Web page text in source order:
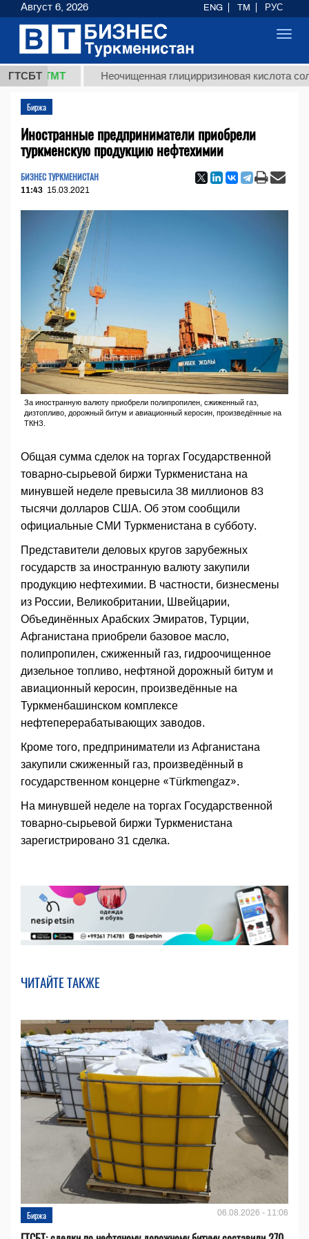
ГТСБТ
ТМТ Неочищенная глицирризиновая кислота
Биржа
Иностранные предприниматели приобрели
туркменскую продукцию нефтехимии
БИЗНЕС ТУРКМЕНИСТАН
11:43 15.03.2021
За иностранную валюту приобрели полипропилен, сжиженный газ,
дизтопливо, дорожный битум и авиационный керосин, произведённые на
ТКНЗ.
Общая сумма сделок на торгах Государственной
товарно-сырьевой биржи Туркменистана на
минувшей неделе превысила 38 миллионов 83
тысячи долларов США. Об этом сообщили
официальные СМИ Туркменистана в субботу.
Представители деловых кругов зарубежных
государств за иностранную валюту закупили
продукцию нефтехимии. В частности, бизнесмены
из России, Великобритании, Швейцарии,
Объединённых Арабских Эмиратов, Турции,
Афганистана приобрели базовое масло,
полипропилен, сжиженный газ, гидроочищенное
дизельное топливо, нефтяной дорожный битум и
авиационный керосин, произведённые на
Туркменбашинском комплексе
нефтеперерабатывающих заводов.
Кроме того, предприниматели из Афганистана
закупили сжиженный газ, произведённый в
государственном концерне «Türkmengaz».
На минувшей неделе на торгах Государственной
товарно-сырьевой биржи Туркменистана
зарегистрировано 31 сделка.
ЧИТАЙТЕ ТАКЖЕ
Биржа 06.08.2026 - 11:06
Август 6, 2026 ENG TM РУС